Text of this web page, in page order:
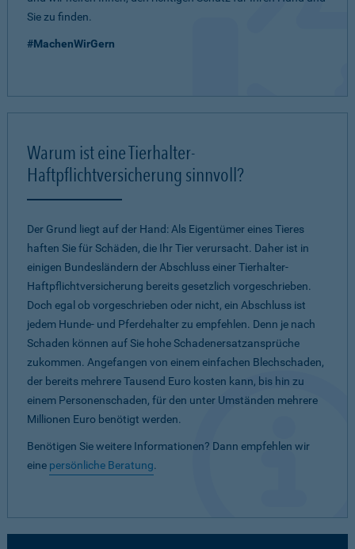
Sie zu finden.
#MachenWirGern
Warum ist eine Tierhalter-
Haftpflichtversicherung sinnvoll?
Der Grund liegt auf der Hand: Als Eigentümer eines Tieres
haften Sie für Schäden, die Ihr Tier verursacht. Daher ist in
einigen Bundesländern der Abschluss einer Tierhalter-
Haftpflichtversicherung bereits gesetzlich vorgeschrieben.
Doch egal ob vorgeschrieben oder nicht, ein Abschluss ist
jedem Hunde- und Pferdehalter zu empfehlen. Denn je nach
Schaden können auf Sie hohe Schadenersatzansprüche
zukommen. Angefangen von einem einfachen Blechschaden,
der bereits mehrere Tausend Euro kosten kann, bis hin zu
einem Personenschaden, für den unter Umständen mehrere
Millionen Euro benötigt werden.
Benötigen Sie weitere Informationen? Dann empfehlen wir
eine persönliche Beratung.